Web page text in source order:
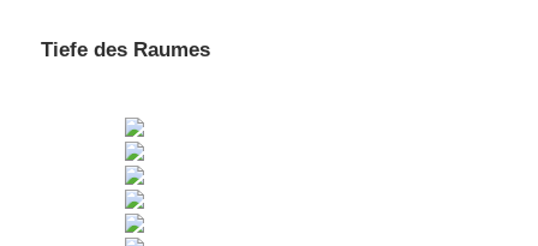
Tiefe des Raumes